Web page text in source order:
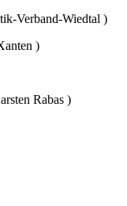
Verband-Wiedtal )
)
Rabas )